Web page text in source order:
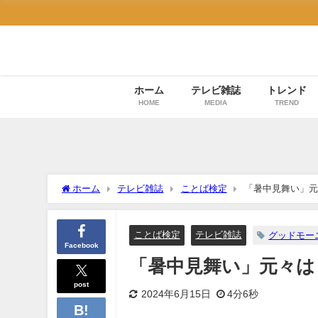
ホーム
HOME
テレビ雑誌
MEDIA
トレンド
TREND
ホーム テレビ雑誌 ことば検定 「暑中見舞い」
Facebook
post
ことば検定 テレビ雑誌 グッドモー
「暑中見舞い」元々
2024年6月15日 4分6秒